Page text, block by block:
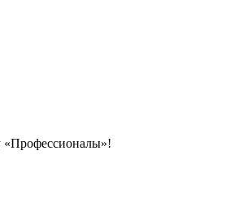
«Профессионалы»!